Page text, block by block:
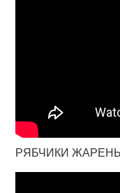
РЯБЧИКИ